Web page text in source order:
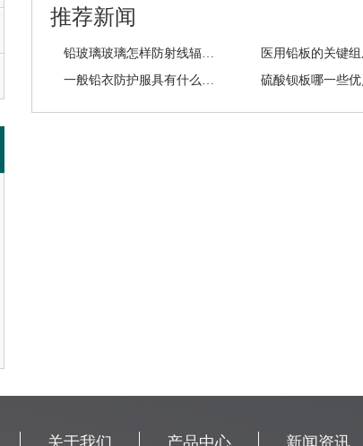
推荐新闻
铅玻璃玻璃怎样防射线辐射？
一般铅衣防护服具有什么性能?
关于我们 产品中心 新闻资讯